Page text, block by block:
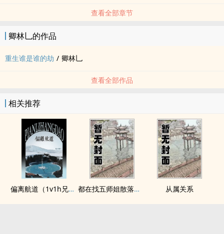
查看全部章节
卿林乚的作品
重生谁是谁的劫 / 卿林乚
查看全部作品
相关推荐
偏离航道（1v1h兄妹骨科bg） 都在找五师姐散落的法宝 从属关系